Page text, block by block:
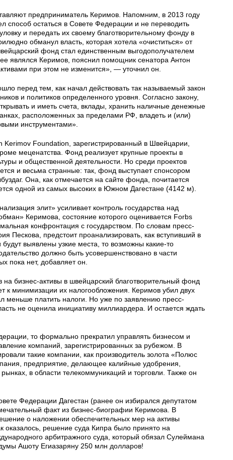
предприниматель Керимов. Напомним, в 2013 году
способ остаться в Совете Федерации и не переводить
и передать их своему благотворительному фонду в
обманул власть, которая хотела «очиститься» от
фонд стал единственным выгодополучателем
являлся Керимов, пояснил помощник сенатора Антон
при этом не изменится», — уточнил он.
перед тем, как начал действовать так называемый закон
и политиков определенного уровня. Согласно закону,
и иметь счета, вклады, хранить наличные денежные
расположенных за пределами РФ, владеть и (или)
инструментами».
Foundation, зарегистрированный в Швейцарии,
меценатства. Фонд реализует крупные проекты в
и общественной деятельности. Но среди проектов
и весьма странные: так, фонд выступает спонсором
Она, как отмечается на сайте фонда, почитается
одной из самых высоких в Южном Дагестане (4142 м).
элит» усиливает контроль государства над
Керимова, состояние которого оценивается Forbs
конфронтация с государством. По словам пресс-
Пескова, предстоит проанализировать, как вступивший в
выявлены узкие места, то возможны какие-то
должно быть усовершенствовано в части
пока нет, добавляет он.
бизнес-активы в швейцарский благотворительный фонд
к минимизации их налогообложения. Керимов убил двух
меньше платить налоги. Но уже по заявлению пресс-
не оценила инициативу миллиардера. И остается ждать
то формально прекратил управлять бизнесом и
компаний, зарегистрированных за рубежом. В
такие компании, как производитель золота «Полюс
предприятие, делающее калийные удобрения,
в области телекоммуникаций и торговли. Также он
Федерации Дагестан (ранее он избирался депутатом
факт из бизнес-биографии Керимова. В
о наложении обеспечительных мер на активы
решение суда Кипра было принято на
арбитражного суда, который обязал Сулеймана
Ашоту Егиазаряну 250 млн долларов!